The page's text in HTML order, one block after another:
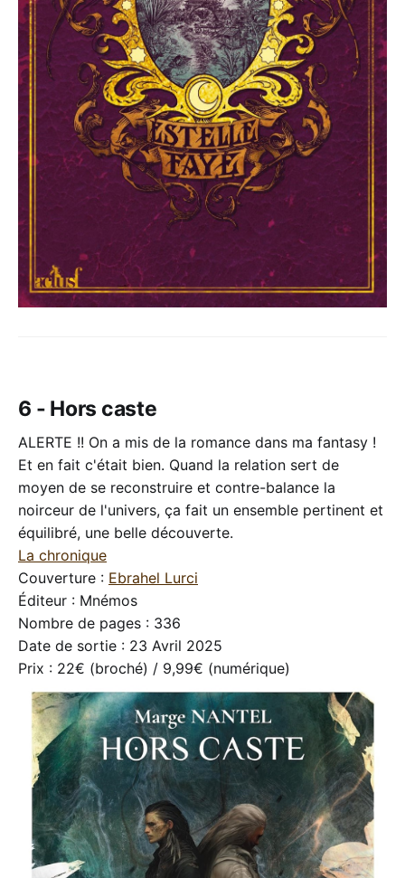
6 - Hors caste
ALERTE !! On a mis de la romance dans ma fantasy !
Et en fait c'était bien. Quand la relation sert de
moyen de se reconstruire et contre-balance la
noirceur de l'univers, ça fait un ensemble pertinent et
équilibré, une belle découverte.
La chronique
Couverture : Ebrahel Lurci
Éditeur : Mnémos
Nombre de pages : 336
Date de sortie : 23 Avril 2025
Prix : 22€ (broché) / 9,99€ (numérique)